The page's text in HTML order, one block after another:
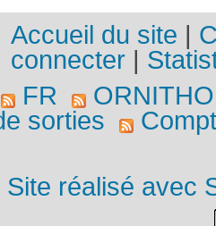
Accueil du site
connecter
FR
sorties
Site réalisé avec